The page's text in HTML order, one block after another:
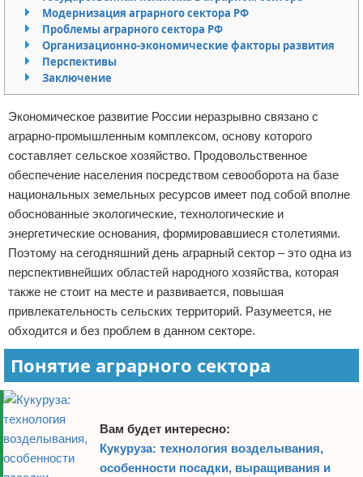
Начало бизнеса
Обзоры услуг
Самосовершенствование
Деловое общение
Менеджмент
Отказ от ответственности
Модернизация аграрного сектора РФ
Проблемы аграрного сектора РФ
Организационно-экономические факторы развития
Перспективы
Заключение
Экономическое развитие России неразрывно связано с
аграрно-промышленным комплексом, основу которого
составляет сельское хозяйство. Продовольственное
обеспечение населения посредством севооборота на базе
национальных земельных ресурсов имеет под собой вполне
обоснованные экологические, технологические и
энергетические основания, формировавшиеся столетиями.
Поэтому на сегодняшний день аграрный сектор – это одна из
перспективнейших областей народного хозяйства, которая
также не стоит на месте и развивается, повышая
привлекательность сельских территорий. Разумеется, не
обходится и без проблем в данном секторе.
Понятие аграрного сектора
Вам будет интересно:
Кукуруза: технология возделывания,
особенности посадки, выращивания и